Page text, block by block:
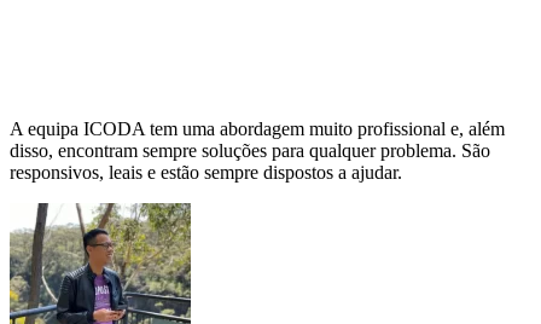
A equipa ICODA tem uma abordagem muito profissional e, além
disso, encontram sempre soluções para qualquer problema. São
responsivos, leais e estão sempre dispostos a ajudar.